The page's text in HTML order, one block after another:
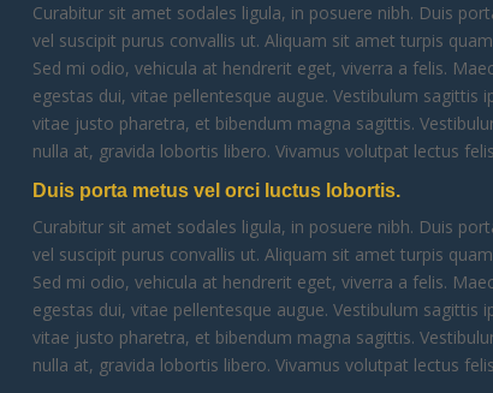
Curabitur sit amet sodales ligula, in posuere nibh. Duis
vel suscipit purus convallis ut. Aliquam sit amet turpis
Sed mi odio, vehicula at hendrerit eget, viverra a felis.
egestas dui, vitae pellentesque augue. Vestibulum
vitae justo pharetra, et bibendum magna sagittis.
nulla at, gravida lobortis libero. Vivamus volutpat lectus
Duis porta metus vel orci luctus lobortis.
Curabitur sit amet sodales ligula, in posuere nibh. Duis
vel suscipit purus convallis ut. Aliquam sit amet turpis
Sed mi odio, vehicula at hendrerit eget, viverra a felis.
egestas dui, vitae pellentesque augue. Vestibulum
vitae justo pharetra, et bibendum magna sagittis.
nulla at, gravida lobortis libero. Vivamus volutpat lectus